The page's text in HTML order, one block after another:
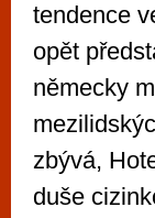
tendence
opět
německy
zbývá,
duše